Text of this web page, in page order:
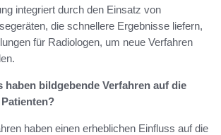
integriert durch den Einsatz von
die schnellere Ergebnisse liefern,
für Radiologen, um neue Verfahren
haben bildgebende Verfahren auf die
haben einen erheblichen Einfluss auf die